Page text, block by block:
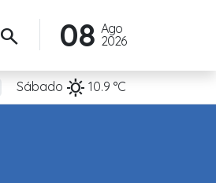
Ago
2026
08
search
Sábado sunny 10.9 °C